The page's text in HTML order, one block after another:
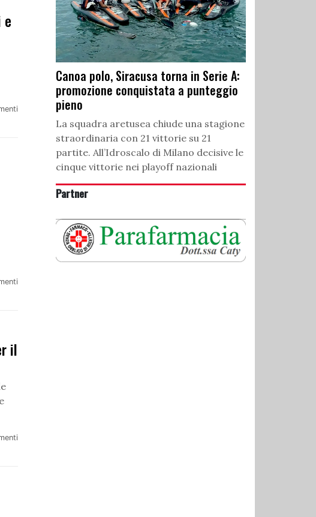
il
Canoa polo, Siracusa torna in Serie A:
promozione conquistata a punteggio
pieno
La squadra aretusea chiude una stagione
straordinaria con 21 vittorie su 21
partite. All’Idroscalo di Milano decisive le
cinque vittorie nei playoff nazionali
Partner